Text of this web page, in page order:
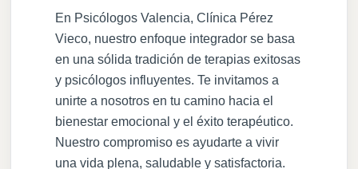
En Psicólogos Valencia, Clínica Pérez
Vieco, nuestro enfoque integrador se basa
en una sólida tradición de terapias exitosas
y psicólogos influyentes. Te invitamos a
unirte a nosotros en tu camino hacia el
bienestar emocional y el éxito terapéutico.
Nuestro compromiso es ayudarte a vivir
una vida plena, saludable y satisfactoria.